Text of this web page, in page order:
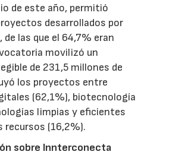
de este año, permitió
desarrollados por
las que el 64,7% eran
movilizó un
de 231,5 millones de
los proyectos entre
(62,1%), biotecnología
limpias y eficientes
recursos (16,2%).
sobre Innterconecta